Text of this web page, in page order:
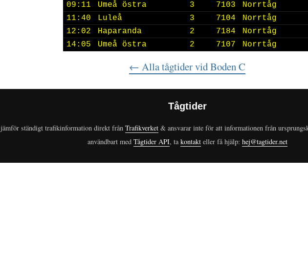
09:11
Umeå östra 3 7103
Norrtåg
11:40
Luleå 3 7104
Norrtåg
12:02
Haparanda 2 7184
Norrtåg
14:05
Umeå östra 2 7107 Norrtåg
← Alla tågtidervid Boden C
Tågtider
jämför ständigt trafikinformation direkt från Trafikverket & ansvarar inte för att informationen från
användbart med Tågtider API, takontakteller få hjälp: hej@tagtider.net